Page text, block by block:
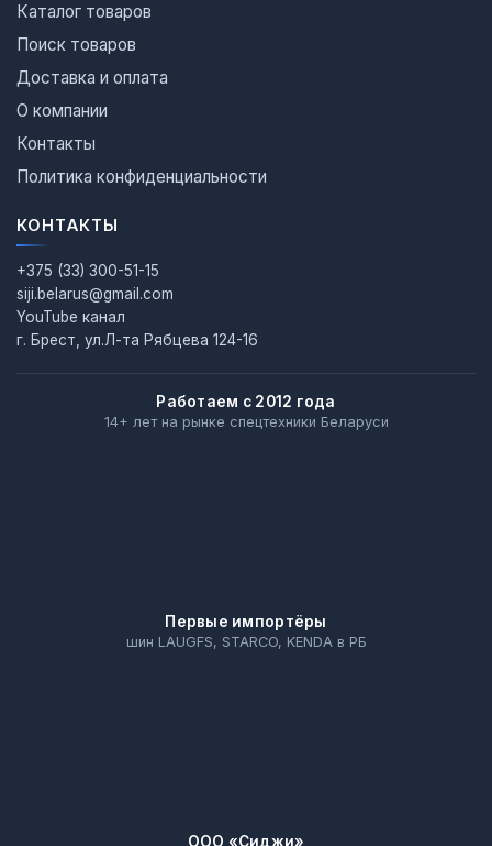
Каталог товаров
Поиск товаров
Доставка и оплата
О компании
Контакты
Политика конфиденциальности
КОНТАКТЫ
+375 (33) 300-51-15
siji.belarus@gmail.com
YouTube канал
г. Брест, ул.Л-та Рябцева 124-16
Работаем с 2012 года
14+ лет на рынке спецтехники Беларуси
Первые импортёры
шин LAUGFS, STARCO, KENDA в РБ
ООО «Сиджи»